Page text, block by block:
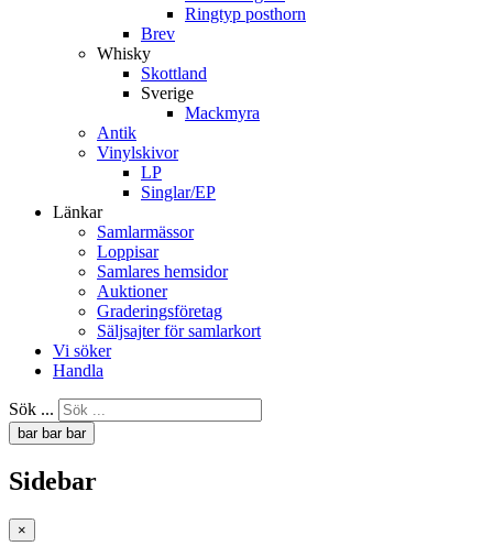
Ringtyp posthorn
Brev
Whisky
Skottland
Sverige
Mackmyra
Antik
Vinylskivor
LP
Singlar/EP
Länkar
Samlarmässor
Loppisar
Samlares hemsidor
Auktioner
Graderingsföretag
Säljsajter för samlarkort
Vi söker
Handla
Sök ...
bar bar bar
Sidebar
×